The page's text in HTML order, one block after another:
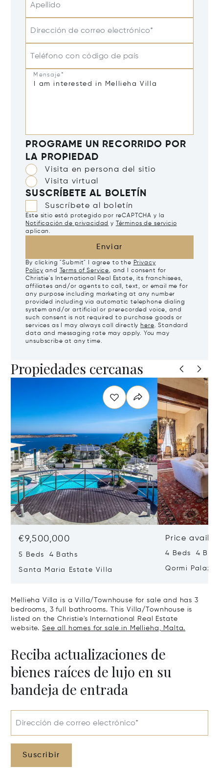
Apellido
Dirección de correo electrónico*
Teléfono con código de país
Mensaje*
PROGRAME UN RECORRIDO POR
LA PROPIEDAD
Visita en persona del sitio
Visita virtual
SUSCRÍBETE AL BOLETÍN
Suscríbete al boletín
Este sitio está protegido por reCAPTCHA y la
Notificación de privacidad y
Términos de servicio
aplican.
Enviar
By clicking "Submit" I agree to the Privacy
Policy and Terms of Service, and I consent for
Christie's International Real Estate, its franchisees,
affiliates and/or agents to call, text, or email me for
any purpose including marketing at any number
provided including via automatic telephone dialing
system and/or artificial or prerecorded voice, and
such consent is not required to purchase goods or
services as I may always call directly here. Standard
data and messaging rate may apply. You may
unsubscribe at any time.
Propiedades cercanas
€9,500,000
5 Beds 4 Baths
Santa Maria Estate Villa
Price
4 Beds 4
Qormi
Mellieha Villa is a Villa/Townhouse for sale and has 3
bedrooms, 3 full bathrooms. This Villa/Townhouse is
listed on the Christie's International Real Estate
website. See all homes for sale in Mellieha, Malta.
Reciba actualizaciones de
bienes raíces de lujo en su
bandeja de entrada
Dirección de correo electrónico*
Suscribir